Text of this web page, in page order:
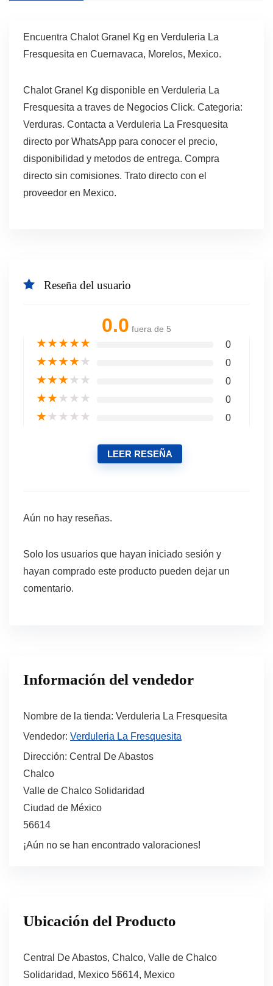
Encuentra Chalot Granel Kg en Verduleria La
Fresquesita en Cuernavaca, Morelos, Mexico.
Chalot Granel Kg disponible en Verduleria La
Fresquesita a traves de Negocios Click. Categoria:
Verduras. Contacta a Verduleria La Fresquesita
directo por WhatsApp para conocer el precio,
disponibilidad y metodos de entrega. Compra
directo sin comisiones. Trato directo con el
proveedor en Mexico.
Reseña del usuario
0.0 fuera de 5
★★★★★ 0
★★★★★ 0
★★★★★ 0
★★★★★ 0
★★★★★ 0
LEER RESEÑA
Aún no hay reseñas.
Solo los usuarios que hayan iniciado sesión y
hayan comprado este producto pueden dejar un
comentario.
Información del vendedor
Nombre de la tienda: Verduleria La Fresquesita
Vendedor: Verduleria La Fresquesita
Dirección: Central De Abastos
Chalco
Valle de Chalco Solidaridad
Ciudad de México
56614
¡Aún no se han encontrado valoraciones!
Ubicación del Producto
Central De Abastos, Chalco, Valle de Chalco
Solidaridad, Mexico 56614, Mexico